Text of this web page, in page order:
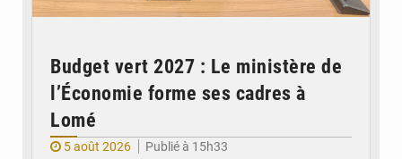
Budget vert 2027 : Le ministère de
l’Économie forme ses cadres à
Lomé
5 août 2026
Publié à 15h33